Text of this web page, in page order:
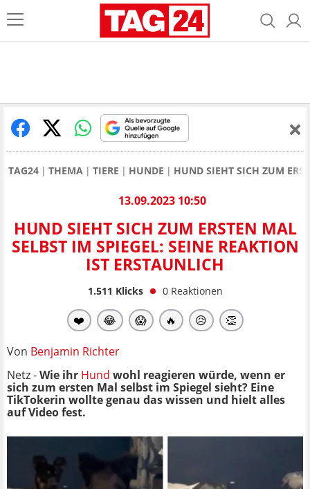
TAG24 THEMA TIERE HUNDE HUND SIEHT SICH ZUM
13.09.2023 10:50
HUND SIEHT SICH ZUM ERSTEN MAL
SELBST IM SPIEGEL: SEINE REAKTION
IST ERSTAUNLICH
1.511 Klicks 0 Reaktionen
❤️ 😂 😱 🔥 😥 👏
Von Benjamin Richter
Netz -Wie ihr Hund wohl reagieren würde, wenn er
sich zum ersten Mal selbst im Spiegel sieht? Eine
TikTokerin wollte genau das wissen und hielt alles
auf Video fest.